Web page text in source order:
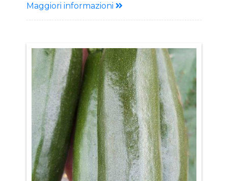
protetta Vantaggi: Buona precocità
Produzione elevata e costante Pianta
Raccolta agevole grazie a portamento
della pianta e lunghezza del peduncolo
Buona tenuta alle più comuni virosi
Descrizione Pianta: Pianta aperta e
ordinata Portamento eretto con
internodi corti Frutto: Forma cilindrica
Colore verde medio brillante
Maggiori informazioni